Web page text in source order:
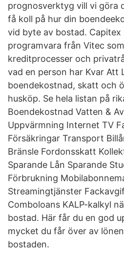
prognosverktyg vill vi göra
få koll på hur din
vid byte av bostad. Capitex
programvara från Vitec
kreditprocesser och
vad en person har Kvar Att
boendekostnad, skatt och
husköp. Se hela listan på
Boendekostnad Vatten &
Uppvärmning Internet TV
Försäkringar Transport
Bränsle Fordonsskatt
Sparande Lån Sparande
Förbrukning
Streamingtjänster
Comboloans KALP-kalkyl
bostad. Här får du en god
mycket du får över av
bostaden.